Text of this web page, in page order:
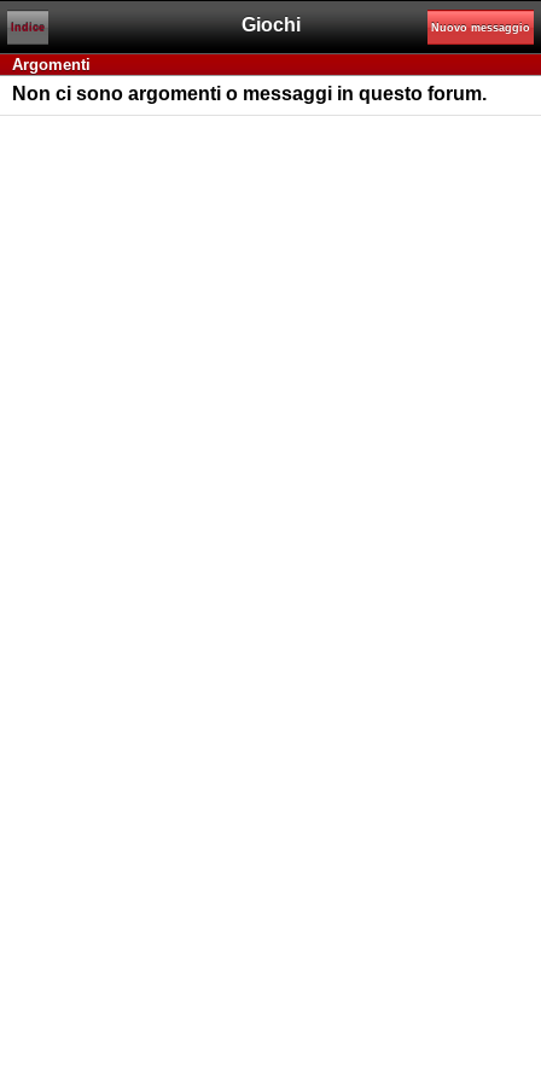
Giochi
Indice Nuovo messaggio
Argomenti
Non ci sono argomenti o messaggi in questo forum.